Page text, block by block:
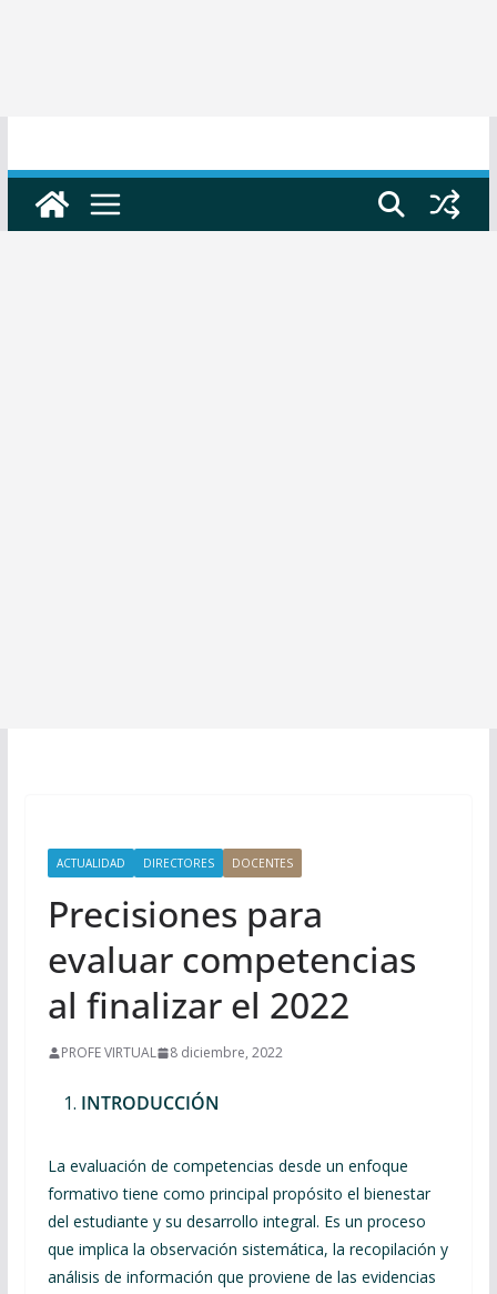
ACTUALIDAD DIRECTORES DOCENTES
Precisiones para
evaluar competencias
al finalizar el 2022
PROFE VIRTUAL 8 diciembre, 2022
INTRODUCCIÓN
La evaluación de competencias desde un enfoque
formativo tiene como principal propósito el bienestar
del estudiante y su desarrollo integral. Es un proceso
que implica la observación sistemática, la recopilación y
análisis de información que proviene de las evidencias